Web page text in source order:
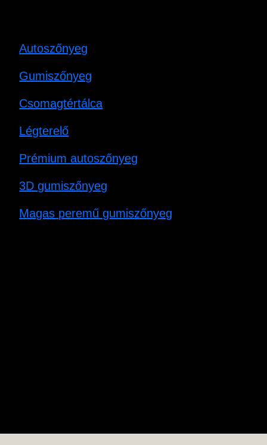
Autoszőnyeg
Gumiszőnyeg
Csomagtértálca
Légterelő
Prémium autoszőnyeg
3D gumiszőnyeg
Magas peremű gumiszőnyeg